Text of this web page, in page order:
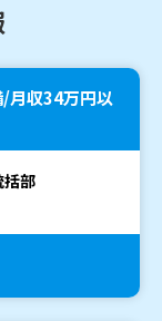
月収34万円以
括部